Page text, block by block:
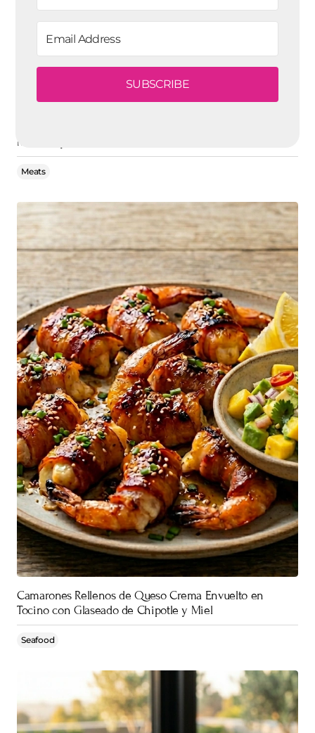
Mostaza y Romero
Meats
Camarones Rellenos de Queso Crema Envuelto en
Tocino con Glaseado de Chipotle y Miel
Seafood
SUBSCRIBE